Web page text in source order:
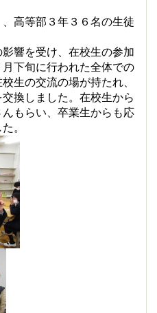
高等部３年３６名の生徒
響を受け、在校生の参加
下旬に行われた全体での
生の交流の場が持たれ、
換しました。在校生から
もらい、卒業生からも応
。